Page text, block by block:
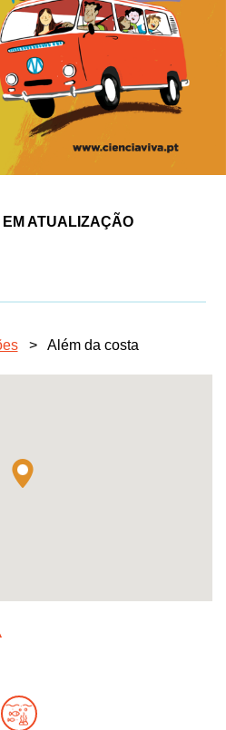
EM ATUALIZAÇÃO
> Além da costa